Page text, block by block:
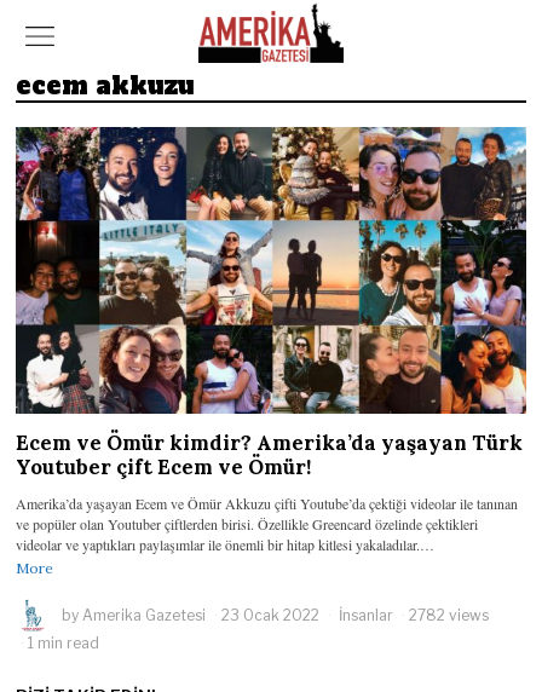
ecem akkuzu
Ecem ve Ömür kimdir? Amerika’da yaşayan Türk
Youtuber çift Ecem ve Ömür!
Amerika’da yaşayan Ecem ve Ömür Akkuzu çifti Youtube’da çektiği videolar ile tanınan
ve popüler olan Youtuber çiftlerden birisi. Özellikle Greencard özelinde çektikleri
videolar ve yaptıkları paylaşımlar ile önemli bir hitap kitlesi yakaladılar.…
More
byAmerika Gazetesi 23 Ocak 2022 İnsanlar
2782 views
1 min read